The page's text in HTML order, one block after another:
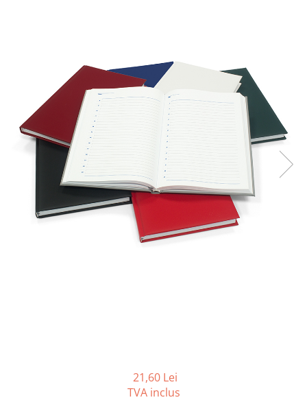
Tipizate autocopiative
Tipizate autocopiative
personalizate
Tipizate offset
Tipizate offset personalizate
Rezerva cub notes
Caiete si blocuri pentru desen
Caiete incepatori Tip I, II, III
21,60 Lei
TVA inclus